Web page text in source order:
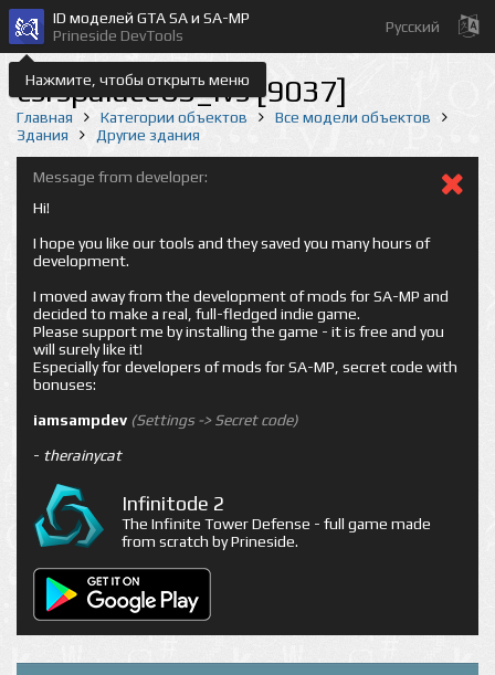
Нажмите, чтобы открыть меню
ID моделей GTA SA и SA-MP
Prineside DevTools
Русский
csrspalace03_lvs [9037]
Главная Категории объектов
Все модели объектов
Здания
Другие здания
Message from developer:
Hi!
I hope you like our tools and they saved you many hours of
development.
I moved away from the development of mods for SA-MP and
decided to make a real, full-fledged indie game.
Please support me by installing the game - it is free and you
will surely like it!
Especially for developers of mods for SA-MP, secret code with
bonuses:
iamsampdev (Settings -> Secret code)
- therainycat
Infinitode 2
The Infinite Tower Defense - full game made
from scratch by Prineside.